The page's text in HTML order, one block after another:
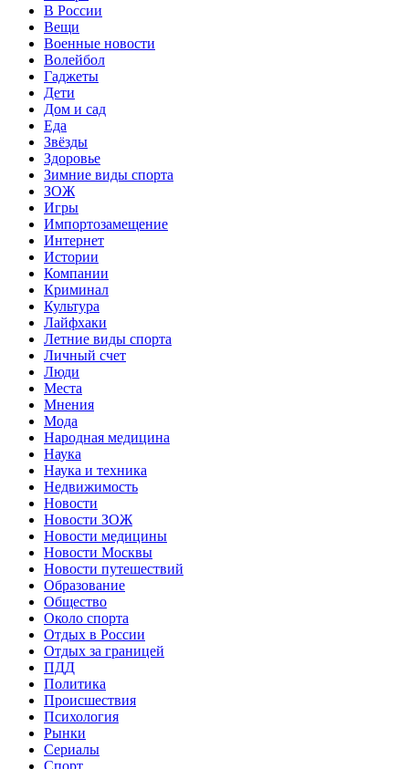
В России
Вещи
Военные новости
Волейбол
Гаджеты
Дети
Дом и сад
Еда
Звёзды
Здоровье
Зимние виды спорта
ЗОЖ
Игры
Импортозамещение
Интернет
Истории
Компании
Криминал
Культура
Лайфхаки
Летние виды спорта
Личный счет
Люди
Места
Мнения
Мода
Народная медицина
Наука
Наука и техника
Недвижимость
Новости
Новости ЗОЖ
Новости медицины
Новости Москвы
Новости путешествий
Образование
Общество
Около спорта
Отдых в России
Отдых за границей
ПДД
Политика
Происшествия
Психология
Рынки
Сериалы
Спорт